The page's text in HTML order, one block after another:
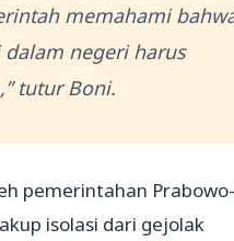
memahami
negeri harus
tutur Boni.
pemerintahan Prabowo-
isolasi dari gejolak